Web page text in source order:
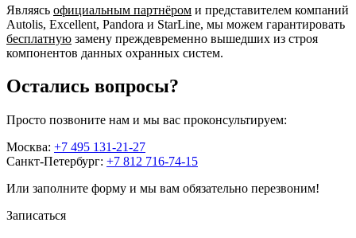
Являясь официальным партнёром и представителем компаний
Autolis, Excellent, Pandora и StarLine, мы можем гарантировать
бесплатную замену преждевременно вышедших из строя
компонентов данных охранных систем.
Остались вопросы?
Просто позвоните нам и мы вас проконсультируем:
Москва: +7 495 131-21-27
Санкт-Петербург: +7 812 716-74-15
Или заполните форму и мы вам обязательно перезвоним!
Записаться